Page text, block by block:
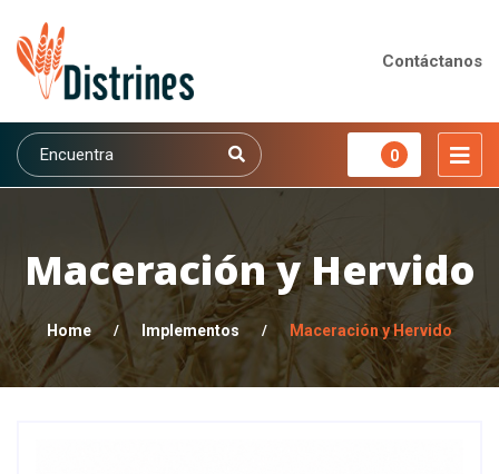
Contáctanos
0
Maceración y Hervido
Home / Implementos / Maceración y Hervido